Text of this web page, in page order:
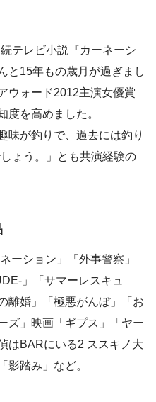
テレビ小説『カーネーシ
と15年もの歳月が過ぎまし
ウォード2012主演女優賞
度を高めました。
味が釣りで、過去には釣り
ょう。」とも共演経験の
ーション」「外事警察」
」「サマーレスキュ
離婚」「極悪がんぼ」「お
ズ」映画「ギプス」「ヤー
はBARにいる2 ススキノ大
影踏み」など。